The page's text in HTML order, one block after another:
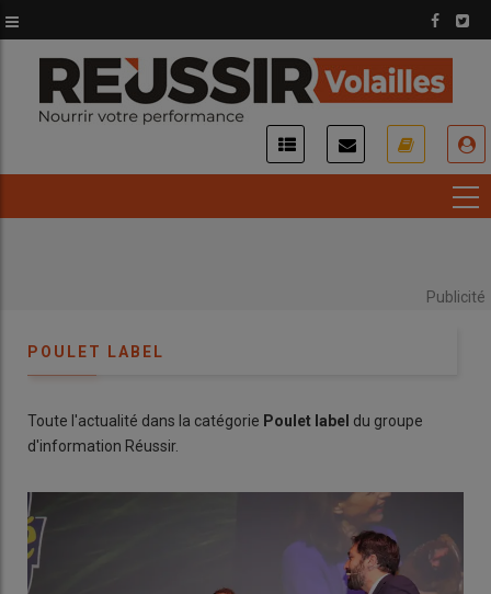
au
contenu
principal
Publicité
POULET LABEL
Toute l'actualité dans la catégorie Poulet label du groupe
d'information Réussir.